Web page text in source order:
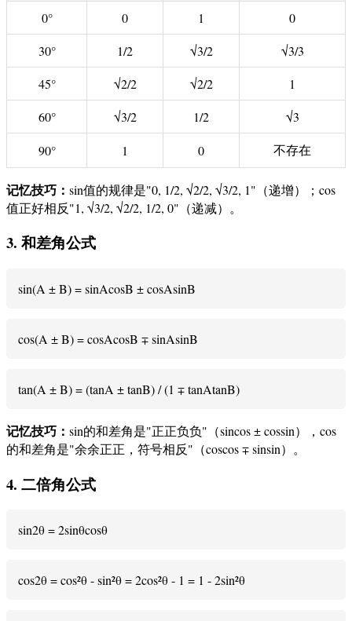
0° 0 1
0
30°
1/2 √3/2
√3/3
45°
√2/2 √2/2
1
60°
√3/2 1/2 √3
90° 1 0 不存在
记忆技巧： sin值的规律是"0, 1/2, √2/2, √3/2, 1"（递增）；cos
值正好相反"1, √3/2, √2/2, 1/2, 0"（递减）。
3. 和差角公式
sin(A ± B) = sinAcosB ± cosAsinB
cos(A ± B) = cosAcosB ∓ sinAsinB
tan(A ± B) = (tanA ± tanB) / (1 ∓ tanAtanB)
记忆技巧： sin的和差角是"正正负负"（sincos ± cossin），cos
的和差角是"余余正正，符号相反"（coscos ∓ sinsin）。
4. 二倍角公式
sin2θ = 2sinθcosθ
cos2θ = cos²θ - sin²θ = 2cos²θ - 1 = 1 - 2sin²θ